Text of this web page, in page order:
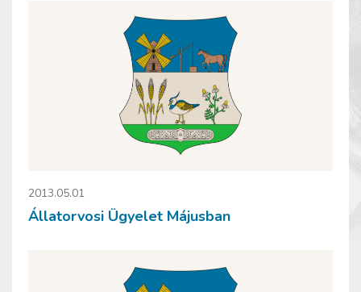
2013.05.01
Állatorvosi Ügyelet Májusban